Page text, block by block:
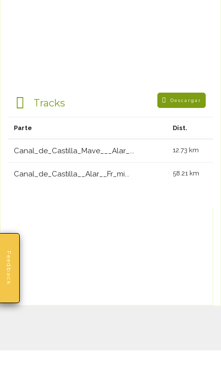
Feedback
Tracks Descargar
Parte Dist.
Canal_de_Castilla_Mave___Alar_... 12.73 km
Canal_de_Castilla__Alar__Fr_mi... 58.21 km